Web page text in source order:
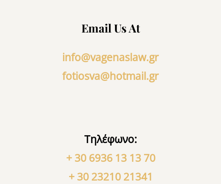
Email Us At
info@vagenaslaw.gr
fotiosva@hotmail.gr
Τηλέφωνο:
+ 30 6936 13 13 70
+ 30 23210 21341